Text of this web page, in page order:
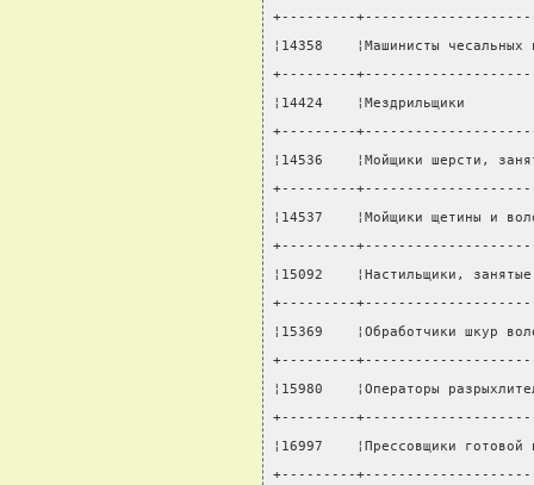
+---------
¦14358    ¦Машинисты
+---------
¦14424
+---------
¦14536    ¦Мойщики шерсти,
+---------
¦14537    ¦Мойщики
+---------
¦15092    ¦Настильщики,
+---------
¦15369    ¦Обработчики
+---------
¦15980    ¦Операторы
+---------
¦16997    ¦Прессовщики
+---------